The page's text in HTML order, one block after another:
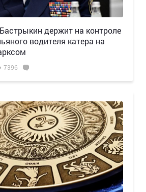
держит на контроле
водителя катера на
7396